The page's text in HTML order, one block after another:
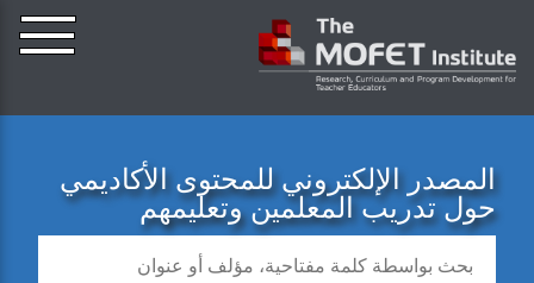
المصدر الإلكتروني للمحتوى الأكاديمي
حول تدريب المعلمين وتعليمهم